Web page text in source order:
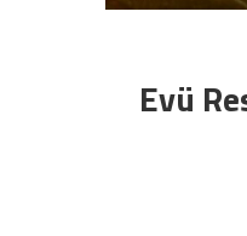
Evü